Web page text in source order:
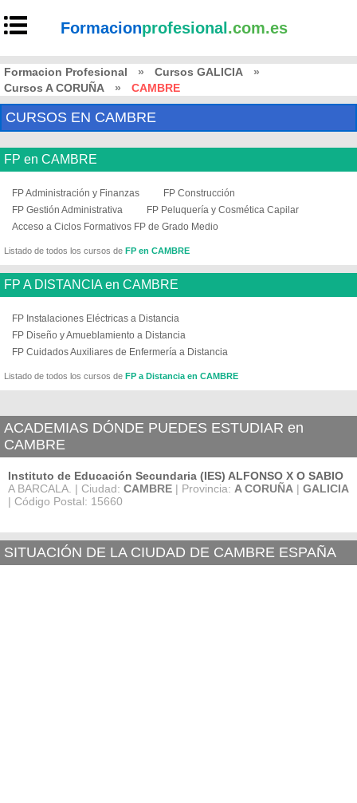
Formacionprofesional .com.es
Formacion Profesional » Cursos GALICIA
»
Cursos A CORUÑA
» CAMBRE
CURSOS EN CAMBRE
FP en CAMBRE
FP Administración y Finanzas
FP Construcción
FP Gestión Administrativa
FP Peluquería y Cosmética Capilar
Acceso a Ciclos Formativos FP de Grado Medio
Listado de todos los cursos de FP en CAMBRE
FP A DISTANCIA en CAMBRE
FP Instalaciones Eléctricas a Distancia
FP Diseño y Amueblamiento a Distancia
FP Cuidados Auxiliares de Enfermería a Distancia
Listado de todos los cursos de FP a Distancia en CAMBRE
ACADEMIAS DÓNDE PUEDES ESTUDIAR en
CAMBRE
Instituto de Educación Secundaria (IES) ALFONSO X O SABIO
A BARCALA. | Ciudad: CAMBRE | Provincia: A CORUÑA | GALICIA
| Código Postal: 15660
SITUACIÓN DE LA CIUDAD DE CAMBRE ESPAÑA